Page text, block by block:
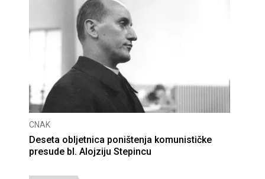
CNAK
Deseta obljetnica poništenja komunističke
presude bl. Alojziju Stepincu